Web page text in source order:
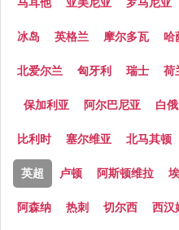
马耳他 亚美尼亚 罗马尼亚
冰岛 英格兰 摩尔多瓦 哈
北爱尔兰 匈牙利 瑞士 荷
保加利亚 阿尔巴尼亚 白
比利时 塞尔维亚 北马其顿
英超 卢顿 阿斯顿维拉
阿森纳 热刺 切尔西 西汉